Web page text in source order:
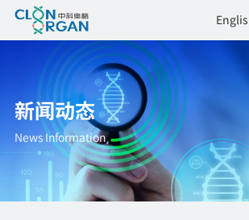
新闻动态
News Information